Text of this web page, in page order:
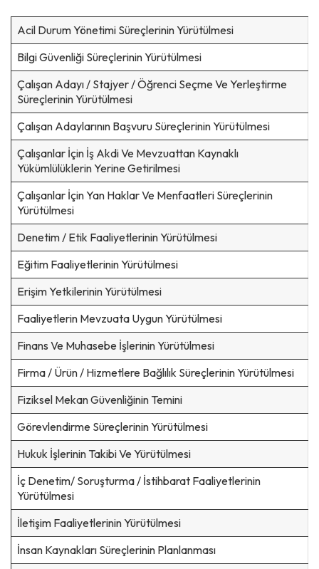
Acil Durum Yönetimi Süreçlerinin Yürütülmesi
Bilgi Güvenliği Süreçlerinin Yürütülmesi
Çalışan Adayı / Stajyer / Öğrenci Seçme Ve Yerleştirme
Süreçlerinin Yürütülmesi
Çalışan Adaylarının Başvuru Süreçlerinin Yürütülmesi
Çalışanlar İçin İş Akdi Ve Mevzuattan Kaynaklı
Yükümlülüklerin Yerine Getirilmesi
Çalışanlar İçin Yan Haklar Ve Menfaatleri Süreçlerinin
Yürütülmesi
Denetim / Etik Faaliyetlerinin Yürütülmesi
Eğitim Faaliyetlerinin Yürütülmesi
Erişim Yetkilerinin Yürütülmesi
Faaliyetlerin Mevzuata Uygun Yürütülmesi
Finans Ve Muhasebe İşlerinin Yürütülmesi
Firma / Ürün / Hizmetlere Bağlılık Süreçlerinin Yürütülmesi
Fiziksel Mekan Güvenliğinin Temini
Görevlendirme Süreçlerinin Yürütülmesi
Hukuk İşlerinin Takibi Ve Yürütülmesi
İç Denetim/ Soruşturma / İstihbarat Faaliyetlerinin
Yürütülmesi
İletişim Faaliyetlerinin Yürütülmesi
İnsan Kaynakları Süreçlerinin Planlanması